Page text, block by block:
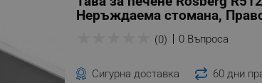
Неръждаема стомана,
(0) 0 Въпроса
Сигурна доставка 60 дни